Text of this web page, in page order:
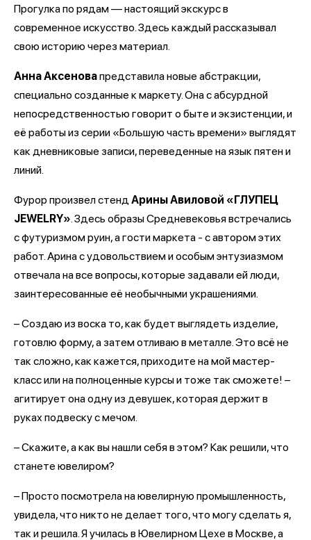
Прогулка по рядам — настоящий экскурс в
современное искусство. Здесь каждый рассказывал
свою историю через материал.
Анна Аксеновапредставила новые абстракции,
специально созданные к маркету. Она с абсурдной
непосредственностью говорит о быте и экзистенции, и
её работы из серии «Большую часть времени» выглядят
как дневниковые записи, переведенные на язык пятен и
линий.
Фурор произвел стендАрины Авиловой «ГЛУПЕЦ
JEWELRY». Здесь образы Средневековья встречались
с футуризмом руин, а гости маркета - с автором этих
работ. Арина с удовольствием и особым энтузиазмом
отвечала на все вопросы, которые задавали ей люди,
заинтересованные её необычными украшениями.
– Создаю из воска то, как будет выглядеть изделие,
готовлю форму, а затем отливаю в металле. Это всё не
так сложно, как кажется, приходите на мой мастер-
класс или на полноценные курсы и тоже так сможете! –
агитирует она одну из девушек, которая держит в
руках подвеску с мечом.
– Скажите, а как вы нашли себя в этом? Как решили, что
станете ювелиром?
– Просто посмотрела на ювелирную промышленность,
увидела, что никто не делает того, что могу сделать я,
так и решила. Я училась в Ювелирном Цехе в Москве, а